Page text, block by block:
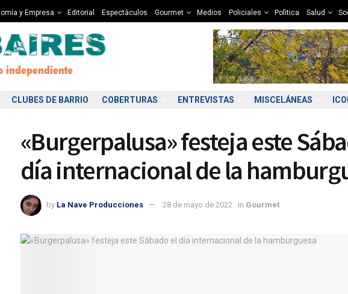
y Empresa Editorial Espectàculos Gourmet Medios Policiales Polìtica Salud
CLUBES DE BARRIO COBERTURAS ENTREVISTAS MISCELÁNEAS
«Burgerpalusa» festeja este
día internacional de la
by La Nave Producciones 28 de mayo de 2022 in Gourmet
09:00
6°C 7°C 9°C 10°C
13:00
12°C 12°C 13°C 13°C